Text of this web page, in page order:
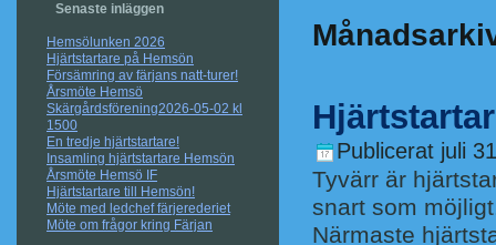
Senaste inläggen
Hemsölunken 2026
Hjärtstartare på Hemsön
Försämring av färjans natt-turer!
Årsmöte Hemsö
Skärgårdsförening2026-05-02 kl
1500
En tredje hjärtstartare!
Insamling hjärtstartare Hemsön
Årsmöte Hemsö IF
Hjärtstartare till Hemsön!
Möte med ledchef färjerederiet
Möte om frågor kring Färjan
Publicerat juli
Tyvärr är
snart som
Närmaste